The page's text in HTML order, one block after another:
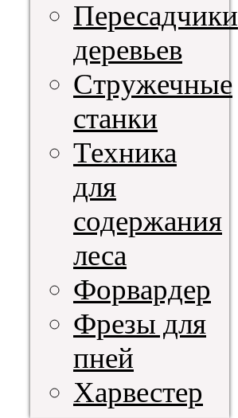
Пересадчики
деревьев
Стружечные
станки
Техника
для
содержания
леса
Форвардер
Фрезы для
пней
Харвестер